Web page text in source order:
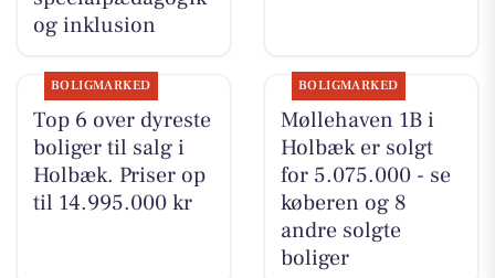
og inklusion
BOLIGMARKED
Top 6 over dyreste
boliger til salg i
Holbæk. Priser op
til 14.995.000 kr
BOLIGMARKED
Møllehaven 1B i
Holbæk er solgt
for 5.075.000 - se
køberen og 8
andre solgte
boliger